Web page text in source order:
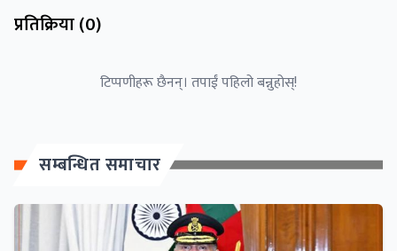
प्रतिक्रिया (0)
टिप्पणीहरू छैनन्। तपाईं पहिलो बन्नुहोस्!
सम्बन्धित समाचार